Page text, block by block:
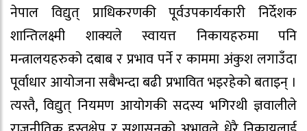
नेपाल विद्युत् प्राधिकरणकी पूर्वउपकार्यकारी निर्देशक
शान्तिलक्ष्मी शाक्यले स्वायत्त निकायहरुमा पनि
मन्त्रालयहरुको दबाब र प्रभाव पर्ने र काममा अंकुश लगाउँदा
पूर्वाधार आयोजना सबैभन्दा बढी प्रभावित भइरहेको बताइन् ।
त्यस्तै, विद्युत् नियमण आयोगकी सदस्य भगिरथी ज्ञवालीले